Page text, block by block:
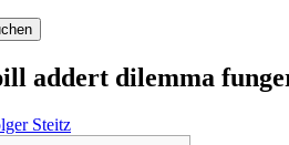
addert dilemma
Steitz